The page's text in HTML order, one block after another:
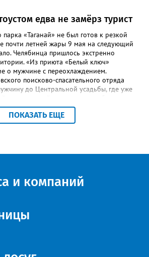
едва не замёрз турист
парка «Таганай» не был готов к резкой
почти летней жары 9 мая на следующий
Челябинца пришлось экстренно
«Из приюта «Белый ключ»
о мужчине с переохлаждением.
поисково-спасательного отряда
до Центральной усадьбы, где уже
Челябинской области. К счастью, это был
за все праздничные выходные,
за время традиционного дежурства
Тагила, Перми, Тюмени, Казани, Москвы,
ПОКАЗАТЬ ЕЩЕ
и компаний